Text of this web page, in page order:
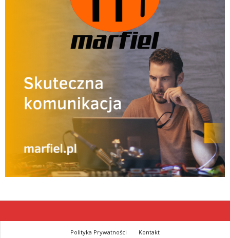
Polityka Prywatności Kontakt